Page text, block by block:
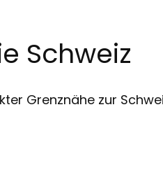
Schweiz
Grenznähe zur